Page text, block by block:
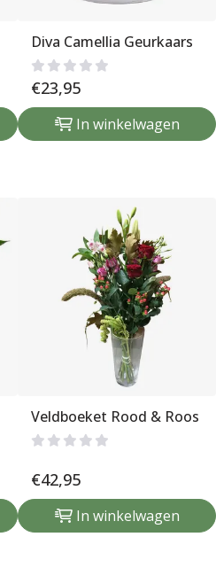
Diva Camellia Geurkaars
€23,95
In winkelwagen
Veldboeket Rood & Roos
€42,95
In winkelwagen